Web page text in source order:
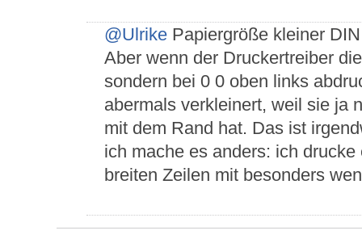
@Ulrike Papiergröße kleiner
Aber wenn der Druckertreiber
sondern bei 0 0 oben links
abermals verkleinert, weil sie ja
mit dem Rand hat. Das ist
ich mache es anders: ich
breiten Zeilen mit besonders